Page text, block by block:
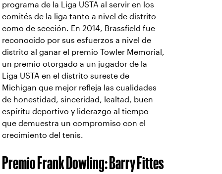
programa de la Liga USTA al servir en los
comités de la liga tanto a nivel de distrito
como de sección. En 2014, Brassfield fue
reconocido por sus esfuerzos a nivel de
distrito al ganar el premio Towler Memorial,
un premio otorgado a un jugador de la
Liga USTA en el distrito sureste de
Michigan que mejor refleja las cualidades
de honestidad, sinceridad, lealtad, buen
espíritu deportivo y liderazgo al tiempo
que demuestra un compromiso con el
crecimiento del tenis.
Premio Frank Dowling: Barry Fittes